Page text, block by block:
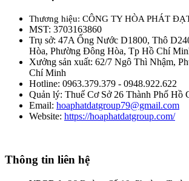
Thương hiệu: CÔNG TY HÒA PHÁT
MST: 3703163860
Trụ sở: 47A Ống Nước D1800, Thô
Hòa, Phường Đông Hòa, Tp Hồ Chí
Xưởng sản xuất: 62/7 Ngô Thì Nhậm,
Chí Minh
Hotline: 0963.379.379 - 0948.922.622
Quản lý: Thuế Cơ Sở 26 Thành Phố Hồ
Email: hoaphatdatgroup79@gmail.com
Website: https://hoaphatdatgroup.com/
Thông tin liên hệ